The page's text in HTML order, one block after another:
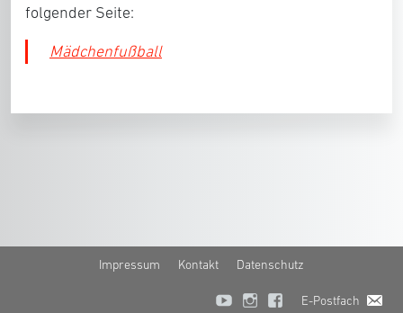
folgender Seite:
Mädchenfußball
Impressum Kontakt Datenschutz
E-Postfach